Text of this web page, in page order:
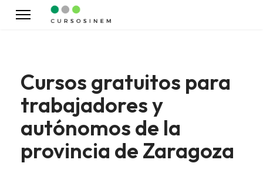
Cursos gratuitos para
trabajadores y
autónomos de la
provincia de Zaragoza